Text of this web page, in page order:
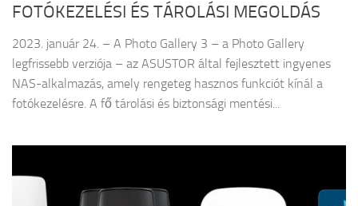
FOTÓKEZELÉSI ÉS TÁROLÁSI MEGOLDÁS
2023. január 24. – A Photo Gallery 3 – a Photo Gallery
legfrissebb verziója – az ASUSTOR által fejlesztett ingyenes
NAS-alkalmazás, amely rengeteg hasznos funkciót kínál a
fotókezelésre. A fő tárolási és biztonsági mentési...